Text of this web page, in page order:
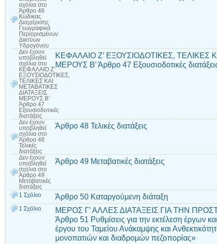
σχόλια στο
Άρθρο 46
Κώδικας
Διαχείρισης
Γεωγραφικά
Περιορισμένων
Δικτύων
Υδρογόνου
Δεν έχουν
υποβληθεί
σχόλια στο
ΚΕΦΑΛΑΙΟ Ζ’
ΕΞΟΥΣΙΟΔΟΤΙΚΕΣ,
ΤΕΛΙΚΕΣ ΚΑΙ
ΜΕΤΑΒΑΤΙΚΕΣ
ΔΙΑΤΑΞΕΙΣ
ΜΕΡΟΥΣ Β’
Άρθρο 47
Εξουσιοδοτικές
διατάξεις
ΚΕΦΑΛΑΙΟ Ζ’ ΕΞΟΥΣΙΟΔΟΤΙΚΕΣ, ΤΕΛΙΚΕΣ
ΜΕΡΟΥΣ Β’ Άρθρο 47 Εξουσιοδοτικές
Δεν έχουν
υποβληθεί
σχόλια στο
Άρθρο 48
Τελικές
διατάξεις
Άρθρο 48 Τελικές διατάξεις
Δεν έχουν
υποβληθεί
σχόλια στο
Άρθρο 49
Μεταβατικές
διατάξεις
Άρθρο 49 Μεταβατικές διατάξεις
1 Σχόλιο Άρθρο 50 Καταργούμενη διάταξη
1 Σχόλιο
ΜΕΡΟΣ Γ’ ΑΛΛΕΣ ΔΙΑΤΑΞΕΙΣ ΓΙΑ ΤΗΝ
Άρθρο 51 Ρυθμίσεις για την εκτέλεση έργων
έργου του Ταμείου Ανάκαμψης και
μονοπατιών και διαδρομών πεζοπορίας»